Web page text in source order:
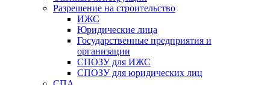
Разрешение на строительство
ИЖС
Юридические лица
Государственные предприятия и
организации
СПОЗУ для ИЖС
СПОЗУ для юридических лиц